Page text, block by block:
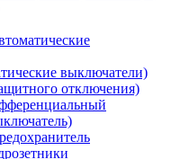
выключатели)
отключения)